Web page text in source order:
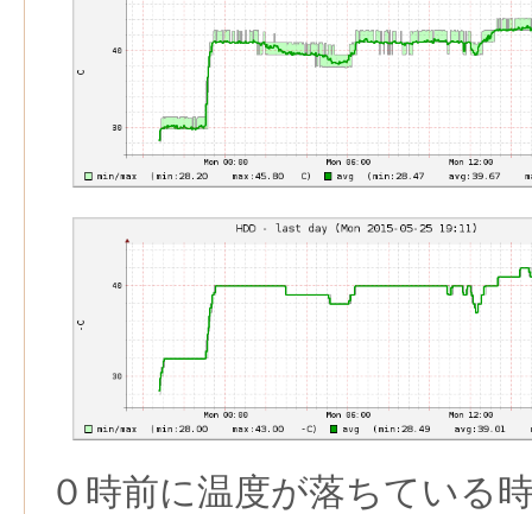
０時前に温度が落ちている